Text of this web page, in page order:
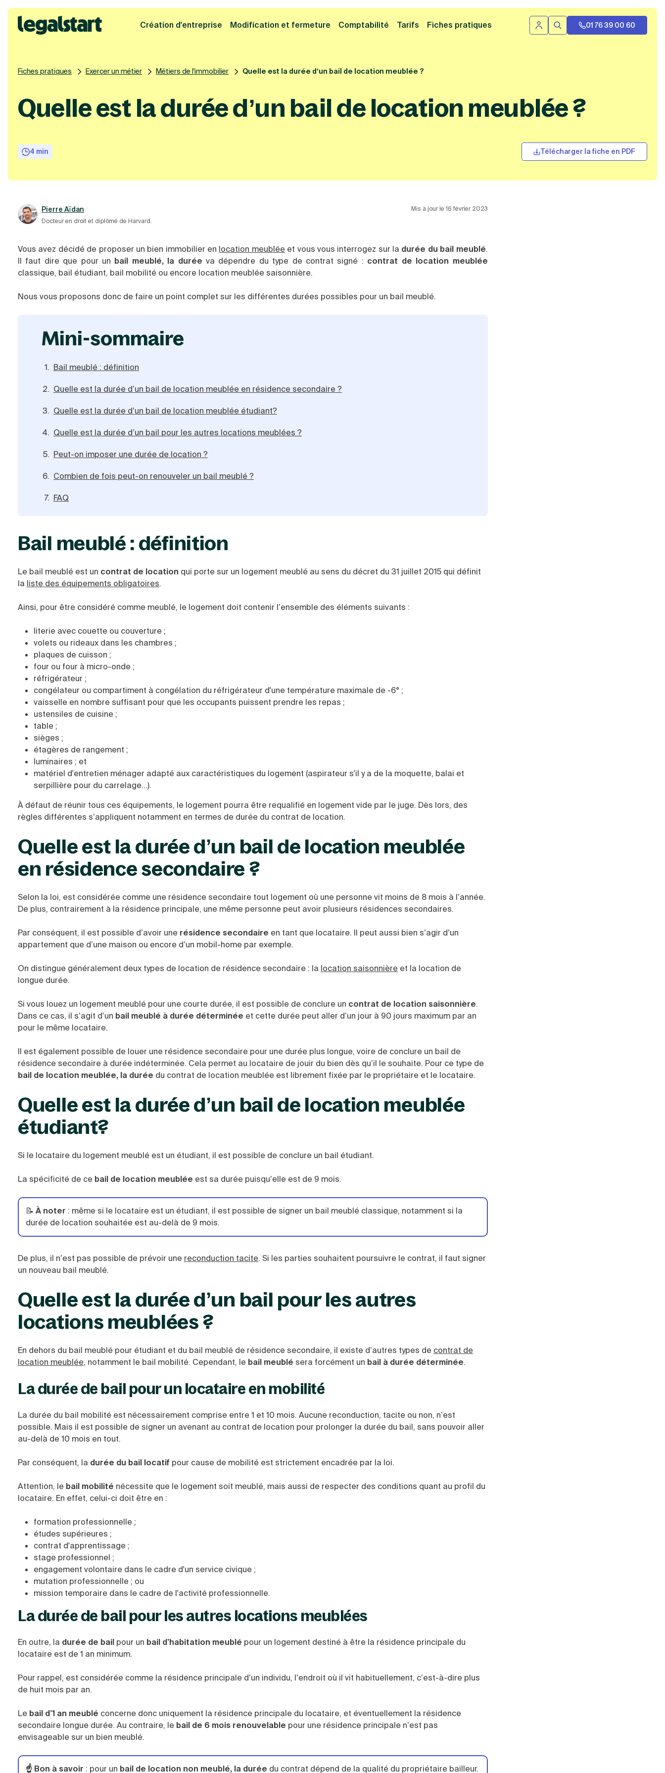
Cliquez ici pour reprendre votre démarche Fermer la bannière
Legalstart
Création d'entreprise Modification et fermeture Comptabilité Tarifs Fiches pratiques Se connecter
Rechercher01 76 39 00 60
Fiches pratiques Exercer un métier Métiers de l'immobilier Quelle est la durée d’un bail de location meublée ?
Quelle est la durée d’un bail de location meublée ?
4 min Télécharger la fiche en PDF
Pierre Aïdan
Docteur en droit et diplômé de Harvard.
Mis à jour le 16 février 2023
Vous avez décidé de proposer un bien immobilier en location meubléeet vous vous interrogez sur la durée du bail meublé.
Il faut dire que pour un bail meublé, la durée va dépendre du type de contrat signé : contrat de location meublée
classique, bail étudiant, bail mobilité ou encore location meublée saisonnière.
Nous vous proposons donc de faire un point complet sur les différentes durées possibles pour un bail meublé.
mini-sommaire
Bail meublé : définition
Quelle est la durée d’un bail de location meublée en résidence secondaire ?
Quelle est la durée d’un bail de location meublée étudiant?
Quelle est la durée d’un bail pour les autres locations meublées ?
Peut-on imposer une durée de location ?
Combien de fois peut-on renouveler un bail meublé ?
FAQ
Bail meublé : définition
Le bail meublé est un contrat de location qui porte sur un logement meublé au sens du décret du 31 juillet 2015 qui définit
la liste des équipements obligatoires.
Ainsi, pour être considéré comme meublé, le logement doit contenir l’ensemble des éléments suivants :
literie avec couette ou couverture ;
volets ou rideaux dans les chambres ;
plaques de cuisson ;
four ou four à micro-onde ;
réfrigérateur ;
congélateur ou compartiment à congélation du réfrigérateur d'une température maximale de -6° ;
vaisselle en nombre suffisant pour que les occupants puissent prendre les repas ;
ustensiles de cuisine ;
table ;
sièges ;
étagères de rangement ;
luminaires ; et
matériel d'entretien ménager adapté aux caractéristiques du logement (aspirateur s'il y a de la moquette, balai et
serpillière pour du carrelage...).
À défaut de réunir tous ces équipements, le logement pourra être requalifié en logement vide par le juge. Dès lors, des
règles différentes s’appliquent notamment en termes de durée du contrat de location.
Quelle est la durée d’un bail de location meublée
en résidence secondaire ?
Selon la loi, est considérée comme une résidence secondaire tout logement où une personne vit moins de 8 mois à l’année.
De plus, contrairement à la résidence principale, une même personne peut avoir plusieurs résidences secondaires.
Par conséquent, il est possible d’avoir une résidence secondaire en tant que locataire. Il peut aussi bien s’agir d’un
appartement que d’une maison ou encore d’un mobil-home par exemple.
On distingue généralement deux types de location de résidence secondaire : la location saisonnière et la location de
longue durée.
Si vous louez un logement meublé pour une courte durée, il est possible de conclure un contrat de location saisonnière.
Dans ce cas, il s’agit d’un bail meublé à durée déterminée et cette durée peut aller d’un jour à 90 jours maximum par an
pour le même locataire.
Il est également possible de louer une résidence secondaire pour une durée plus longue, voire de conclure un bail de
résidence secondaire à durée indéterminée. Cela permet au locataire de jouir du bien dès qu’il le souhaite. Pour ce type de
bail de location meublée, la durée du contrat de location meublée est librement fixée par le propriétaire et le locataire.
Quelle est la durée d’un bail de location meublée
étudiant?
Si le locataire du logement meublé est un étudiant, il est possible de conclure un bail étudiant.
La spécificité de ce bail de location meublée est sa durée puisqu’elle est de 9 mois.
📝 À noter : même si le locataire est un étudiant, il est possible de signer un bail meublé classique, notamment si la
durée de location souhaitée est au-delà de 9 mois.
De plus, il n’est pas possible de prévoir une reconduction tacite. Si les parties souhaitent poursuivre le contrat, il faut signer
un nouveau bail meublé.
Quelle est la durée d’un bail pour les autres
locations meublées ?
En dehors du bail meublé pour étudiant et du bail meublé de résidence secondaire, il existe d’autres types de contrat de
location meublée, notamment le bail mobilité. Cependant, le bail meublé sera forcément un bail à durée déterminée.
La durée de bail pour un locataire en mobilité
La durée du bail mobilité est nécessairement comprise entre 1 et 10 mois. Aucune reconduction, tacite ou non, n’est
possible. Mais il est possible de signer un avenant au contrat de location pour prolonger la durée du bail, sans pouvoir aller
au-delà de 10 mois en tout.
Par conséquent, la durée du bail locatif pour cause de mobilité est strictement encadrée par la loi.
Attention, le bail mobilité nécessite que le logement soit meublé, mais aussi de respecter des conditions quant au profil du
locataire. En effet, celui-ci doit être en :
formation professionnelle ;
études supérieures ;
contrat d'apprentissage ;
stage professionnel ;
engagement volontaire dans le cadre d'un service civique ;
mutation professionnelle ; ou
mission temporaire dans le cadre de l'activité professionnelle.
La durée de bail pour les autres locations meublées
En outre, la durée de bail pour un bail d’habitation meublé pour un logement destiné à être la résidence principale du
locataire est de 1 an minimum.
Pour rappel, est considérée comme la résidence principale d’un individu, l’endroit où il vit habituellement, c’est-à-dire plus
de huit mois par an.
Le bail d’1 an meublé concerne donc uniquement la résidence principale du locataire, et éventuellement la résidence
secondaire longue durée. Au contraire, le bail de 6 mois renouvelable pour une résidence principale n’est pas
envisageable sur un bien meublé.
☝️ Bon à savoir : pour un bail de location non meublé, la durée du contrat dépend de la qualité du propriétaire bailleur.